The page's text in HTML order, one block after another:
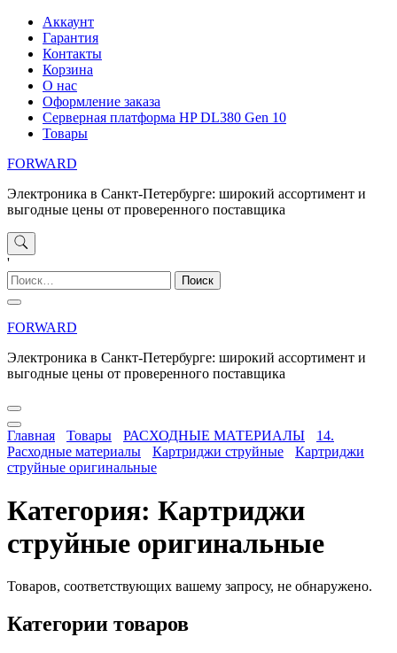
Перейти
содержимому
Аккаунт
Гарантия
Контакты
Корзина
О нас
Оформление заказа
Серверная платформа HP DL380 Gen 10
Товары
FORWARD
Электроника в Санкт-Петербурге: широкий ассортимент и
выгодные цены от проверенного поставщика
'
Найти:
FORWARD
Электроника в Санкт-Петербурге: широкий ассортимент и
выгодные цены от проверенного поставщика
Главная Товары РАСХОДНЫЕ МАТЕРИАЛЫ
14.
Расходные материалы
Картриджи струйные
Картриджи
струйные оригинальные
Категория: Картриджи
струйные оригинальные
Товаров, соответствующих вашему запросу, не обнаружено.
Категории товаров